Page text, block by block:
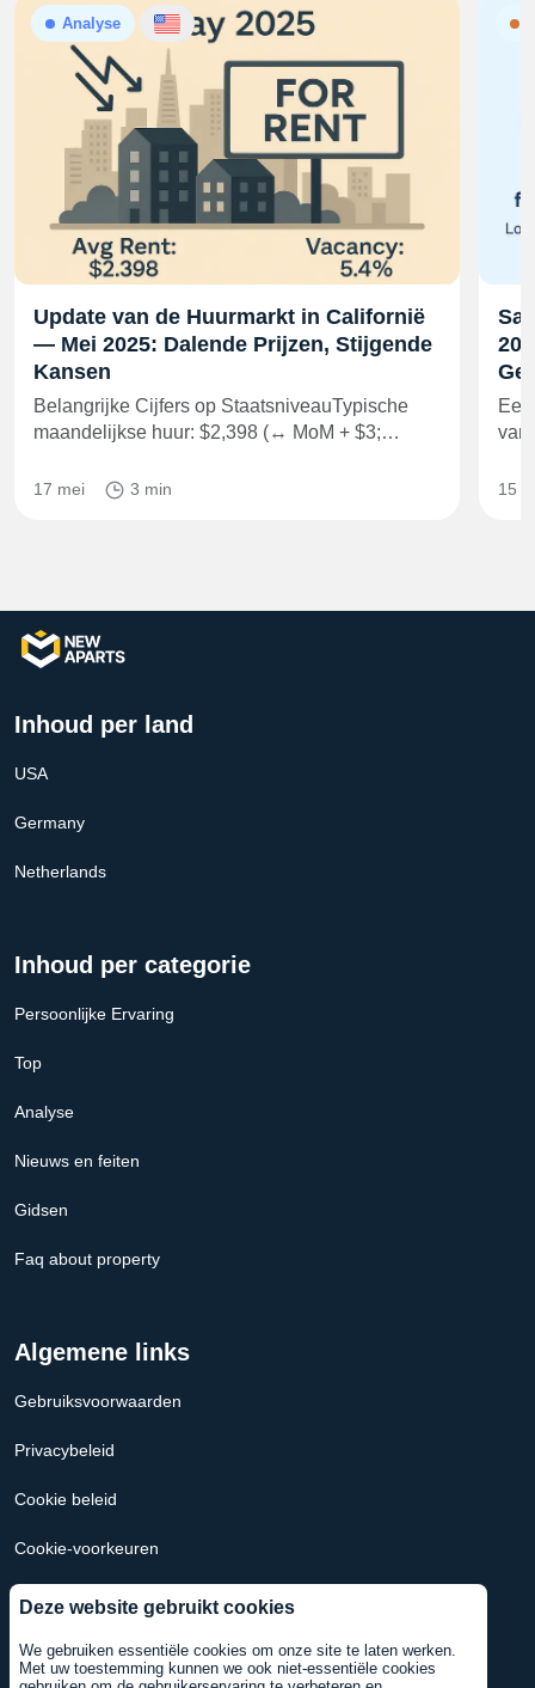
Deze website gebruikt cookies
We gebruiken essentiële cookies om onze site te laten werken.
Met uw toestemming kunnen we ook niet-essentiële cookies
Analyse
Update van de Huurmarkt in Californië
— Mei 2025: Dalende Prijzen, Stijgende
Kansen
Belangrijke Cijfers op StaatsniveauTypische
maandelijkse huur: $2,398 (↔ MoM + $3;…
17 mei 3 min
van
15
Inhoud per land
USA
Germany
Netherlands
Inhoud per categorie
Persoonlijke Ervaring
Top
Analyse
Nieuws en feiten
Gidsen
Faq about property
Algemene links
Gebruiksvoorwaarden
Privacybeleid
Cookie beleid
Cookie-voorkeuren
Hypotheek Calculator Nederland
Hypotheekcalculator VS